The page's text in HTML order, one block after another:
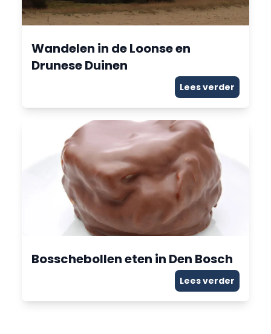
Wandelen in de Loonse en
Drunese Duinen
Lees verder
Bosschebollen eten in Den Bosch
Lees verder